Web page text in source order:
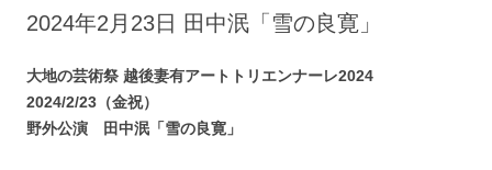
2024年2月23日 田中泯「雪の良寛」
大地の芸術祭 越後妻有アートトリエンナーレ2024
2024/2/23（金祝）
野外公演 田中泯「雪の良寛」